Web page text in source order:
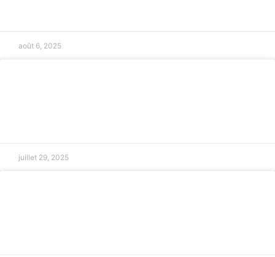
août 6, 2025
juillet 29, 2025